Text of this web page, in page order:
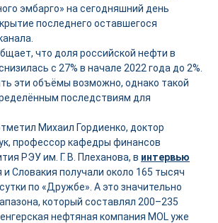
эмбарго» на сегодняшний день
последнего оставшегося
что доля российской нефти в
с 27% в начале 2022 года до 2%.
эти объёмы возможно, однако такой
последствиям для
Михаил Гордиенко, доктор
профессор кафедры финансов
РЭУ им. Г. В. Плеханова, в интервью
и Словакия получали около 165 тысяч
по «Дружбе». А это значительно
который составлял 200–235
нефтяная компания MOL уже